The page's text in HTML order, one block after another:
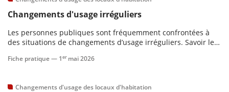
Changements d'usage irréguliers
Les personnes publiques sont fréquemment confrontées à
des situations de changements d’usage irréguliers. Savoir les
le respect du droit applicable contribue à préserver l’équilibre
Fiche pratique — 1er mai 2026
Changements d'usage des locaux d'habitation